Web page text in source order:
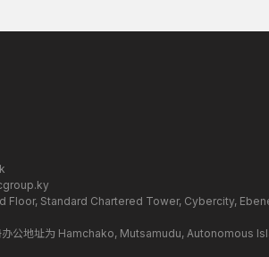
Floor, Standard Chartered Tower, Cybercity,
办公地址为 Hamchako, Mutsamudu, Autonomous